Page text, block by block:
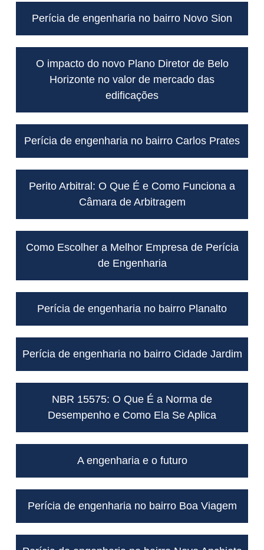
Perícia de engenharia no bairro Novo Sion
O impacto do novo Plano Diretor de Belo
Horizonte no valor de mercado das
edificações
Perícia de engenharia no bairro Carlos Prates
Perito Arbitral: O Que É e Como Funciona a
Câmara de Arbitragem
Como Escolher a Melhor Empresa de Perícia
de Engenharia
Perícia de engenharia no bairro Planalto
Perícia de engenharia no bairro Cidade Jardim
NBR 15575: O Que É a Norma de
Desempenho e Como Ela Se Aplica
A engenharia e o futuro
Perícia de engenharia no bairro Boa Viagem